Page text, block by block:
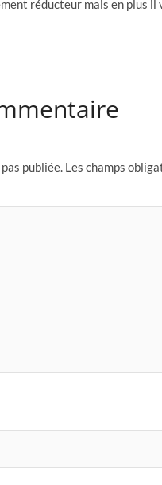
réducteur mais en plus
publiée. Les champs